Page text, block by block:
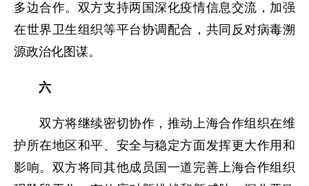
多边合作。双方支持两国深化疫情信息交流，加强
在世界卫生组织等平台协调配合，共同反对病毒溯
源政治化图谋。
六
双方将继续密切协作，推动上海合作组织在维
护所在地区和平、安全与稳定方面发挥更大作用和
影响。双方将同其他成员国一道完善上海合作组织